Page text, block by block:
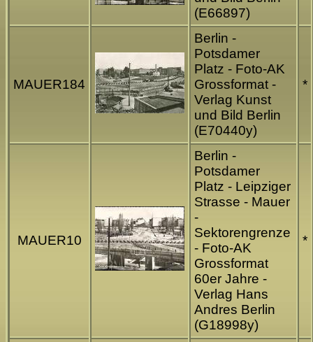
(E66897)
MAUER184
Berlin -
Potsdamer
Platz - Foto-AK
Grossformat -
Verlag Kunst
und Bild Berlin
(E70440y)
*
MAUER10
Berlin -
Potsdamer
Platz - Leipziger
Strasse - Mauer
-
Sektorengrenze
- Foto-AK
Grossformat
60er Jahre -
Verlag Hans
Andres Berlin
(G18998y)
*